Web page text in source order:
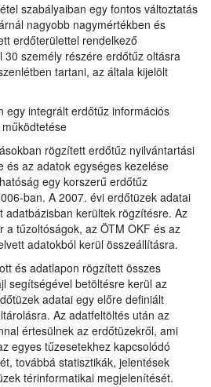
szabályaiban egy fontos változtatás
nagyobb nagymértékben és
erdőterülettel rendelkező
30 személy részére erdőtűz oltásra
tartani, az általa kijelölt
egy integrált erdőtűz információs
rögzített erdőtűz nyilvántartási
és az adatok egységes kezelése
egy korszerű erdőtűz
ban. A 2007. évi erdőtüzek adatai
adatbázisban kerültek rögzítésre. Az
a tűzoltóságok, az ÖTM OKF és az
adatokból kerül összeállításra.
és adatlapon rögzített összes
segítségével betöltésre kerül az
adatai egy előre definiált
Az adatfeltöltés után az
értesülnek az erdőtüzekről, ami
egyes tűzesetekhez kapcsolódó
továbbá statisztikák, jelentések
térinformatikai megjelenítését.